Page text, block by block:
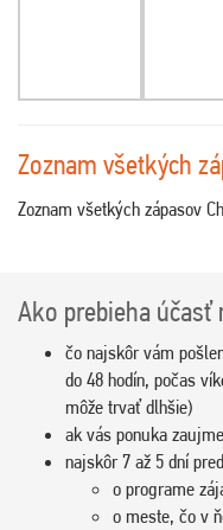
Zoznam všetkých
Zoznam všetkých zápasov
Ako prebieha účasť
čo najskôr vám
do 48 hodín, počas
môže trvať dlhšie)
ak vás ponuka
najskôr 7 až 5 dní
o programe
o meste, čo v